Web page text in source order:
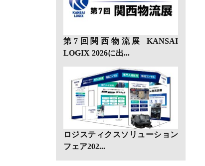
第7回関西物流展 KANSAI
LOGIX 2026に出...
ロジスティクスソリューション
フェア202...